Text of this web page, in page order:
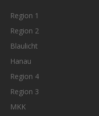
Region 1
Region 2
Blaulicht
Hanau
Region 4
Region 3
MKK